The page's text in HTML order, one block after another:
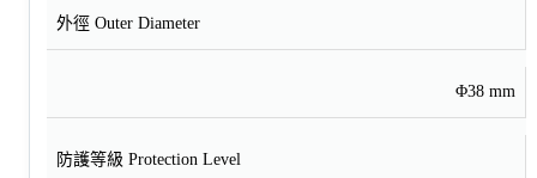
外徑 Outer Diameter
Φ38 mm
防護等級 Protection Level